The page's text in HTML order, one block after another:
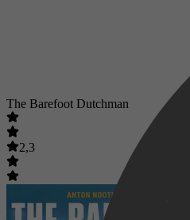
The Barefoot Dutchman
2,3